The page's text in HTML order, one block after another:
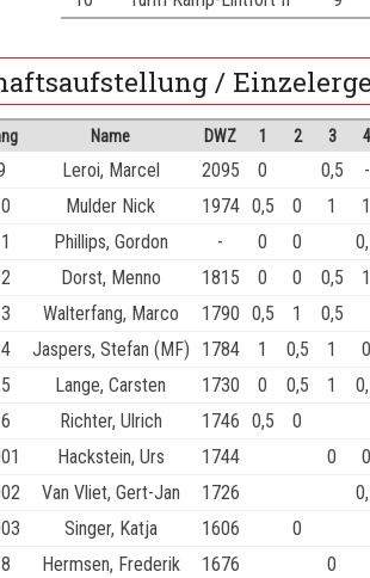
/
Name DWZ 1 2 3 4
Leroi, Marcel 2095 0 0,5 -
Mulder Nick 1974 0,5 0 1 1
Phillips, Gordon - 0 0
Dorst, Menno 1815 0 0 0,5 1
Walterfang, Marco 1790 0,5 1 0,5
Jaspers, Stefan (MF) 1784 1 0,5 1 0
Lange, Carsten 1730 0 0,5 1
Richter, Ulrich 1746 0,5 0
Hackstein, Urs 1744 0 0
Van Vliet, Gert-Jan 1726
Singer, Katja 1606 0
Hermsen, Frederik 1676 0